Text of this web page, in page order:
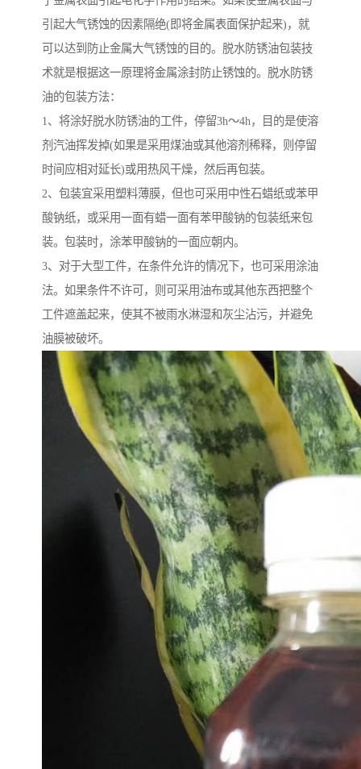
引起大气锈蚀的因素隔绝(即将金属表面保护起来)，就
可以达到防止金属大气锈蚀的目的。脱水防锈油包装技
术就是根据这一原理将金属涂封防止锈蚀的。脱水防锈
油的包装方法：
1、将涂好脱水防锈油的工件，停留3h～4h，目的是使溶
剂汽油挥发掉(如果是采用煤油或其他溶剂稀释，则停留
时间应相对延长)或用热风干燥，然后再包装。
2、包装宜采用塑料薄膜，但也可采用中性石蜡纸或苯甲
酸钠纸，或采用一面有蜡一面有苯甲酸钠的包装纸来包
装。包装时，涂苯甲酸钠的一面应朝内。
3、对于大型工件，在条件允许的情况下，也可采用涂油
法。如果条件不许可，则可采用油布或其他东西把整个
工件遮盖起来，使其不被雨水淋湿和灰尘沾污，并避免
油膜被破坏。